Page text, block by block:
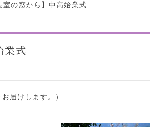
室の窓から】中高始業式
業式
届けします。）